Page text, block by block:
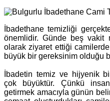
İbadethane temizliği
önemlidir. Günde beş vakit
olarak ziyaret ettiği
büyük bir gereksinim olduğu
İbadetin temiz ve hijyenik
çok büyüktür. Çünkü
getirmek amacıyla günün